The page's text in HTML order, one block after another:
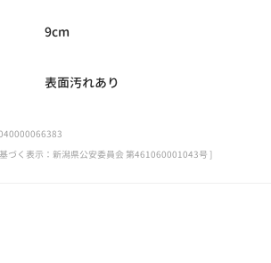
9cm
表面汚れあり
づく表示：新潟県公安委員会 第461060001043号 ]